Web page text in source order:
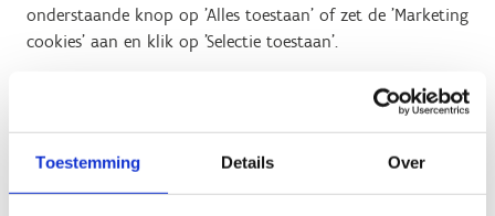
Toestemming Details Over
onderstaande knop op 'Alles toestaan' of zet de 'Marketing
cookies' aan en klik op 'Selectie toestaan'.
Contact